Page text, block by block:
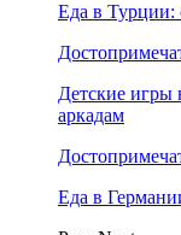
Еда в Турции:
Детские игры
аркадам
Еда в